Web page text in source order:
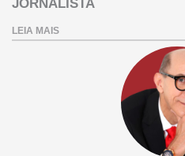
JORNALISTA
LEIA MAIS